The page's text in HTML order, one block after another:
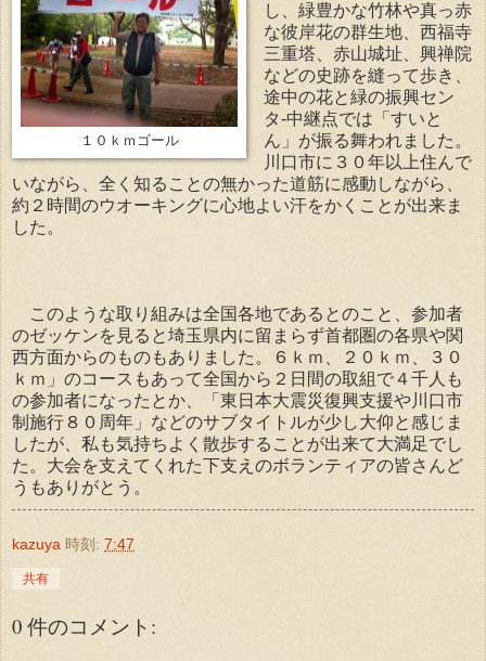
１０ｋｍゴール
し、緑豊かな竹林や真っ赤
な彼岸花の群生地、西福寺
三重塔、赤山城址、興禅院
などの史跡を縫って歩き、
途中の花と緑の振興セン
タ-中継点では「すいと
ん」が振る舞われました。
川口市に３０年以上住んで
いながら、全く知ることの無かった道筋に感動しながら、
約２時間のウオーキングに心地よい汗をかくことが出来ま
した。
このような取り組みは全国各地であるとのこと、参加者
のゼッケンを見ると埼玉県内に留まらず首都圏の各県や関
西方面からのものもありました。６ｋｍ、２０ｋｍ、３０
ｋｍ」のコースもあって全国から２日間の取組で４千人も
の参加者になったとか、「東日本大震災復興支援や川口市
制施行８０周年」などのサブタイトルが少し大仰と感じま
したが、私も気持ちよく散歩することが出来て大満足でし
た。大会を支えてくれた下支えのボランティアの皆さんど
うもありがとう。
kazuya 時刻: 7:47
共有
0 件のコメント: